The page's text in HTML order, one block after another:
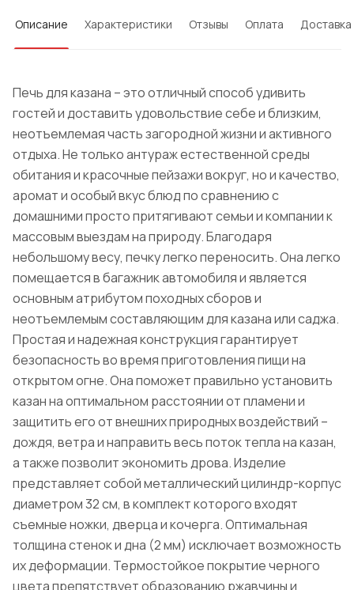
Описание Характеристики Отзывы Оплата Доставка
Печь для казана – это отличный способ удивить
гостей и доставить удовольствие себе и близким,
неотъемлемая часть загородной жизни и активного
отдыха. Не только антураж естественной среды
обитания и красочные пейзажи вокруг, но и качество,
аромат и особый вкус блюд по сравнению с
домашними просто притягивают семьи и компании к
массовым выездам на природу. Благодаря
небольшому весу, печку легко переносить. Она легко
помещается в багажник автомобиля и является
основным атрибутом походных сборов и
неотъемлемым составляющим для казана или саджа.
Простая и надежная конструкция гарантирует
безопасность во время приготовления пищи на
открытом огне. Она поможет правильно установить
казан на оптимальном расстоянии от пламени и
защитить его от внешних природных воздействий –
дождя, ветра и направить весь поток тепла на казан,
а также позволит экономить дрова. Изделие
представляет собой металлический цилиндр-корпус
диаметром 32 см, в комплект которого входят
съемные ножки, дверца и кочерга. Оптимальная
толщина стенок и дна (2 мм) исключает возможность
их деформации. Термостойкое покрытие черного
цвета препятствует образованию ржавчины и